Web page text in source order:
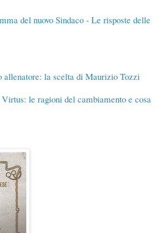
del nuovo Sindaco - Le risposte delle
allenatore: la scelta di Maurizio Tozzi
le ragioni del cambiamento e cosa